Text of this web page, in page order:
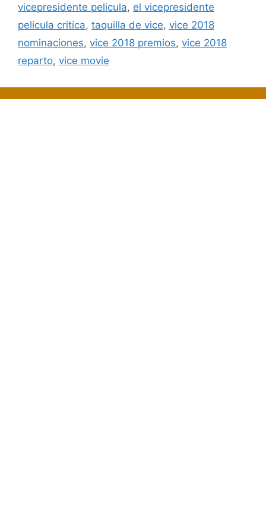
vicepresidente pelicula, el vicepresidente
pelicula critica, taquilla de vice, vice 2018
nominaciones, vice 2018 premios, vice 2018
reparto, vice movie